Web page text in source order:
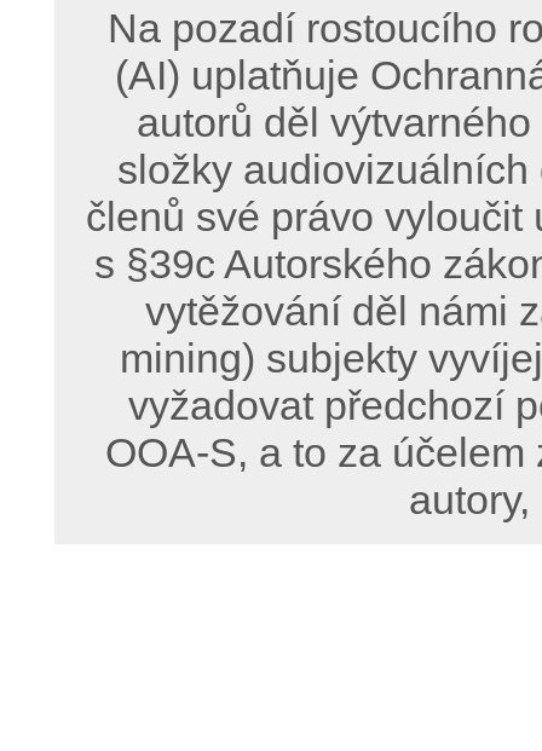
Na pozadí rostoucího
(AI) uplatňuje
autorů děl
složky
členů své právo
s §39c Autorského
vytěžování děl námi
mining) subjekty
vyžadovat předchozí
OOA-S, a to za